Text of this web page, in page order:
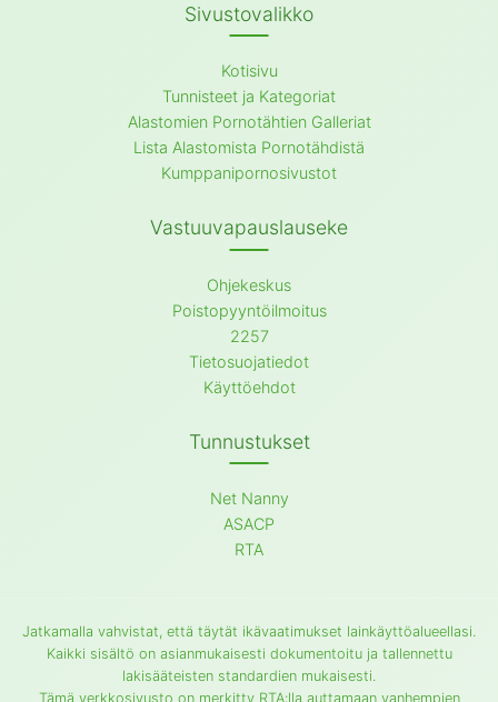
Sivustovalikko
Kotisivu
Tunnisteet ja Kategoriat
Alastomien Pornotähtien Galleriat
Lista Alastomista Pornotähdistä
Kumppanipornosivustot
Vastuuvapauslauseke
Ohjekeskus
Poistopyyntöilmoitus
2257
Tietosuojatiedot
Käyttöehdot
Tunnustukset
Net Nanny
ASACP
RTA
Jatkamalla vahvistat, että täytät ikävaatimukset lainkäyttöalueellasi.
Kaikki sisältö on asianmukaisesti dokumentoitu ja tallennettu
lakisääteisten standardien mukaisesti.
Tämä verkkosivusto on merkitty RTA:lla auttamaan vanhempien